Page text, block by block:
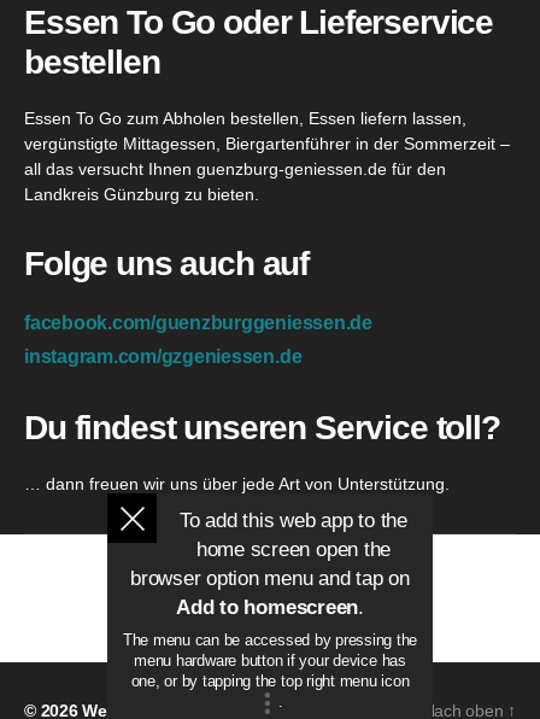
Essen To Go oder Lieferservice
bestellen
Essen To Go zum Abholen bestellen, Essen liefern lassen,
vergünstigte Mittagessen, Biergartenführer in der Sommerzeit –
all das versucht Ihnen guenzburg-geniessen.de für den
Landkreis Günzburg zu bieten.
Folge uns auch auf
facebook.com/guenzburggeniessen.de
instagram.com/gzgeniessen.de
Du findest unseren Service toll?
… dann freuen wir uns über jede Art von Unterstützung.
© 2026Webdesign Günzburg Nach oben ↑
To add this web app to the
home screen open the
browser option menu and tap on
Add to homescreen.
The menu can be accessed by pressing the
menu hardware button if your device has
one, or by tapping the top right menu icon
.